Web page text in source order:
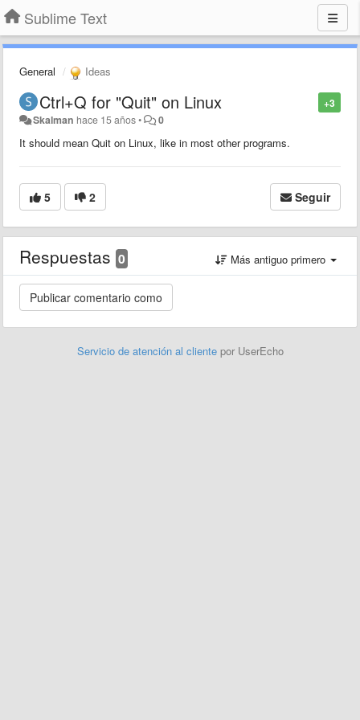
Sublime Text
General Ideas
+3
Ctrl+Q for "Quit" on Linux
Skalman hace 15 años• 0
It should mean Quit on Linux, like in most other programs.
5 2 Seguir
Respuestas 0 Más antiguo primero
Servicio de atención al cliente por UserEcho